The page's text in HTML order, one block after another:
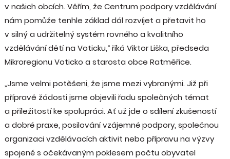
v našich obcích. Věřím, že Centrum podpory vzdělávání
nám pomůže tenhle základ dál rozvíjet a přetavit ho
v silný a udržitelný systém rovného a kvalitního
vzdělávání dětí na Voticku,“ říká Viktor Liška, předseda
Mikroregionu Voticko a starosta obce Ratměřice.
„Jsme velmi potěšeni, že jsme mezi vybranými. Již při
přípravě žádosti jsme objevili řadu společných témat
a příležitostí ke spolupráci. Ať už jde o sdílení zkušeností
a dobré praxe, posilování vzájemné podpory, společnou
organizaci vzdělávacích aktivit nebo přípravu na výzvy
spojené s očekávaným poklesem počtu obyvatel